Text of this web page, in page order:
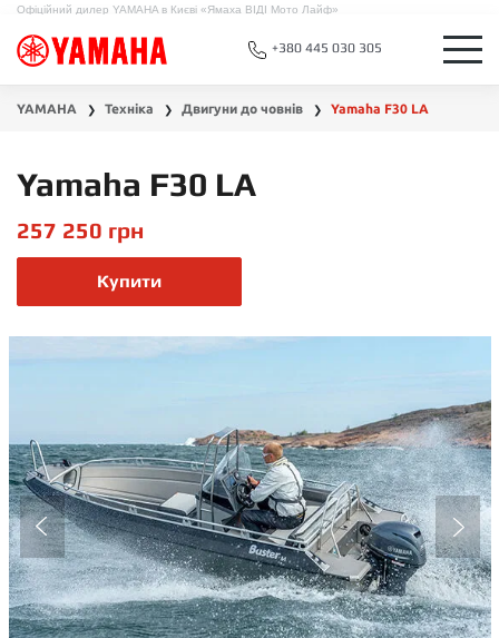
Офіційний дилер YAMAHA в Києві «Ямаха ВІДІ Мото Лайф»
+380 445 030 305
YAMAHA ❯ Техніка ❯ Двигуни до човнів ❯ Yamaha F30 LA
Yamaha F30 LA
257 250 грн
Купити